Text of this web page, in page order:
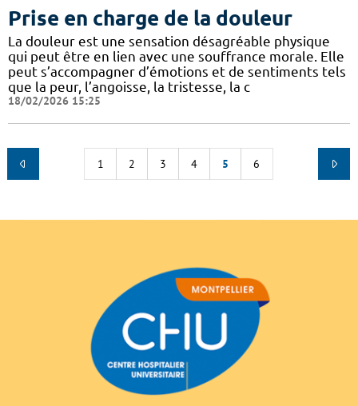
Prise en charge de la douleur
La douleur est une sensation désagréable physique
qui peut être en lien avec une souffrance morale. Elle
peut s’accompagner d’émotions et de sentiments tels
que la peur, l’angoisse, la tristesse, la c
18/02/2026 15:25
1 2 3 4 5 6